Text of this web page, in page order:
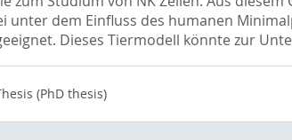
unter dem Einfluss des humanen
Dieses Tiermodell könnte zur
(PhD thesis)